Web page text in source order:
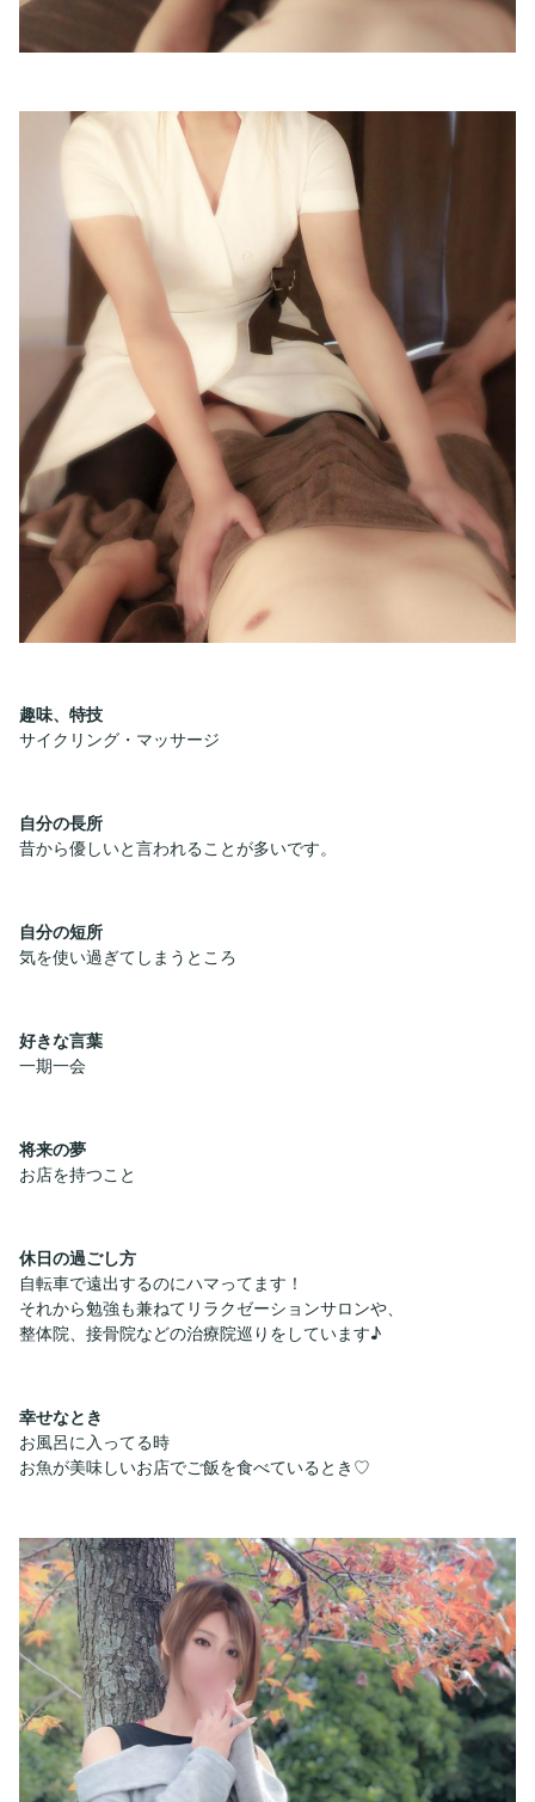
趣味、特技
サイクリング・マッサージ
自分の長所
昔から優しいと言われることが多いです。
自分の短所
気を使い過ぎてしまうところ
好きな言葉
一期一会
将来の夢
お店を持つこと
休日の過ごし方
自転車で遠出するのにハマってます！
それから勉強も兼ねてリラクゼーションサロンや、
整体院、接骨院などの治療院巡りをしています♪
幸せなとき
お風呂に入ってる時
お魚が美味しいお店でご飯を食べているとき♡